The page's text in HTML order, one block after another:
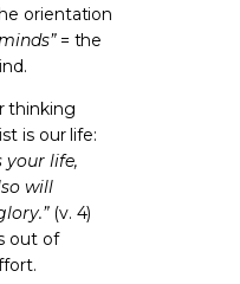
orientation
= the
thinking
is our life:
your life,
will
(v. 4)
out of